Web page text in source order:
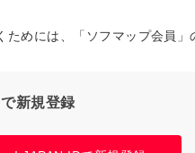
ためには、「ソフマップ会員」
新規登録